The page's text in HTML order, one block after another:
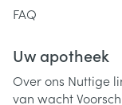
FAQ
Uw apotheek
Over ons Nuttige
van wacht